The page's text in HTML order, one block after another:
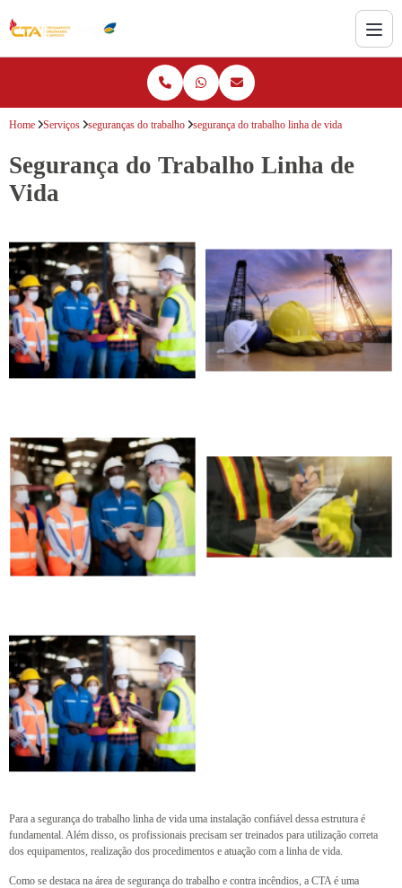
Home Serviços seguranças do trabalho segurança do trabalho linha de vida
Segurança do Trabalho Linha de
Vida
Para a segurança do trabalho linha de vida uma instalação confiável dessa estrutura é
fundamental. Além disso, os profissionais precisam ser treinados para utilização correta
dos equipamentos, realização dos procedimentos e atuação com a linha de vida.
Como se destaca na área de segurança do trabalho e contra incêndios, a CTA é uma